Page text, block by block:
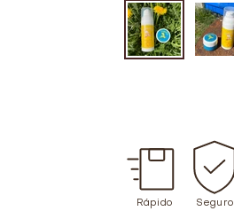
Rápido
Seguro